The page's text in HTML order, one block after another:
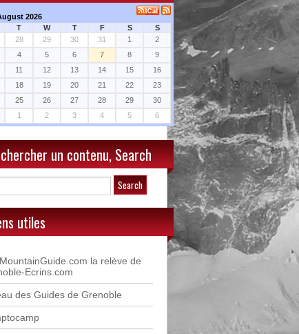
2026
T W T F S
S
28 29 30 31 1
2
4 5 6 7 8
9
11 12 13 14 15
16
18 19 20 21 22
23
25 26 27 28 29
30
1 2 3 4 5 6
un contenu, Search
utiles
la relève de
Ecrins.com
des Guides de Grenoble